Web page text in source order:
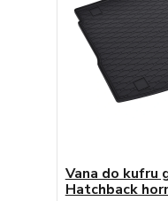
Vana do kufru
Hatchback